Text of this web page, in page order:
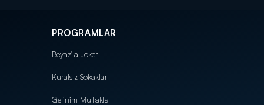
PROGRAMLAR
Beyaz'la Joker
Kuralsız Sokaklar
Gelinim Mutfakta